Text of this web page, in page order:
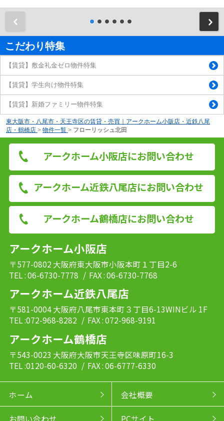
こだわり特集
【賃貸】敷金礼金ゼロ物件特集
【賃貸】学生向け物件特集
【賃貸】新婚ファミリー物件特集
東大阪市・八尾市・天王寺区の賃貸・売買｜アークホーム小阪店・近鉄八尾
店・鶴橋店 > 物件一覧 > フローリッシュ北田
アークホーム小阪店にお問い合わせ
アークホーム近鉄八尾店にお問い合わせ
アークホーム鶴橋店にお問い合わせ
アークホーム小阪店
〒577-0802 大阪府東大阪市小阪本町１丁目2-6
TEL : 06-6730-7778 / FAX : 06-6730-7768
アークホーム近鉄八尾店
〒581-0004 大阪府八尾市東本町３丁目6-13WINビル 1F
TEL :072-968-8282 / FAX : 072-968-9191
アークホーム鶴橋店
〒543-0023 大阪府大阪市天王寺区味原町16-3
TEL :0120-60-6320 / FAX : 06-6777-6330
ホーム 会社概要
お問い合わせ PCサイト